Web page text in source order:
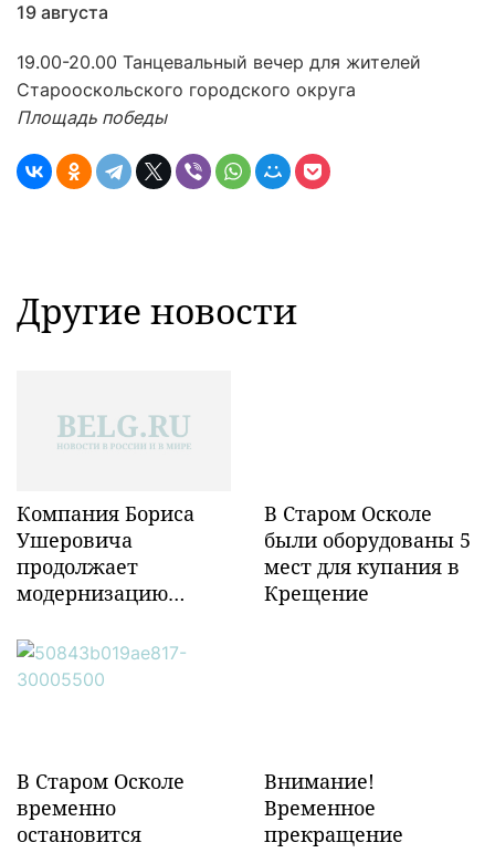
19 августа
19.00-20.00 Танцевальный вечер для жителей
Старооскольского городского округа
Площадь победы
Другие новости
Компания Бориса
Ушеровича
продолжает
модернизацию
инфраструктуры в
Забайкалье
В Старом Осколе
были оборудованы 5
мест для купания в
Крещение
В Старом Осколе
временно
остановится
Внимание!
Временное
прекращение